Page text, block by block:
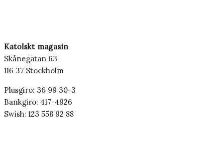
Katolskt magasin
Skånegatan 63
116 37 Stockholm
Plusgiro: 36 99 30-3
Bankgiro: 417-4926
Swish: 123 558 92 88